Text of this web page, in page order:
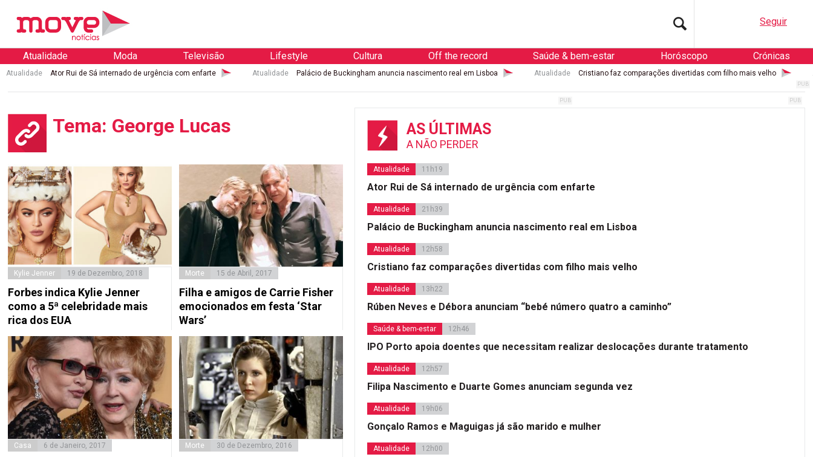
Seguir
Atualidade Moda Televisão Lifestyle Cultura Off the record Saúde & bem-estar Horóscopo Crónicas
Atualidade Ator Rui de Sá internado de urgência com enfarte Atualidade Palácio de Buckingham anuncia nascimento real em Lisboa Atualidade Cristiano faz comparações divertidas com filho mais velho
Tema: George Lucas
Kylie Jenner 19 de Dezembro, 2018
Forbes indica Kylie Jenner
como a 5ª celebridade mais
rica dos EUA
Morte 15 de Abril, 2017
Filha e amigos de Carrie Fisher
emocionados em festa ‘Star
Wars’
Casa 6 de Janeiro, 2017 Morte 30 de Dezembro, 2016
AS ÚLTIMAS
A NÃO PERDER
Atualidade 11h19
Ator Rui de Sá internado de urgência com enfarte
Atualidade 21h39
Palácio de Buckingham anuncia nascimento real em Lisboa
Atualidade 12h58
Cristiano faz comparações divertidas com filho mais velho
Atualidade 13h22
Rúben Neves e Débora anunciam “bebé número quatro a caminho”
Saúde & bem-estar 12h46
IPO Porto apoia doentes que necessitam realizar deslocações durante tratamento
Atualidade 12h57
Filipa Nascimento e Duarte Gomes anunciam segunda vez
Atualidade 19h06
Gonçalo Ramos e Maguigas já são marido e mulher
Atualidade 12h00